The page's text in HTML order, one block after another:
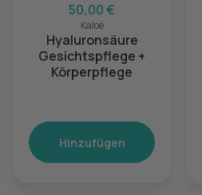
50,00 €
Kaloé
Hyaluronsäure
Gesichtspflege +
Körperpflege
Hinzufügen